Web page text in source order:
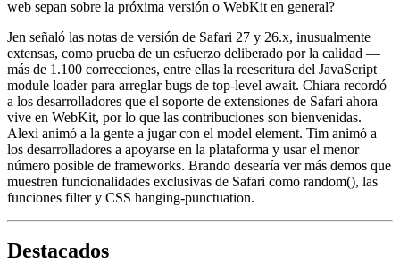
web sepan sobre la próxima versión o WebKit en general?
Jen señaló las notas de versión de Safari 27 y 26.x, inusualmente
extensas, como prueba de un esfuerzo deliberado por la calidad —
más de 1.100 correcciones, entre ellas la reescritura del JavaScript
module loader para arreglar bugs de top-level await. Chiara recordó
a los desarrolladores que el soporte de extensiones de Safari ahora
vive en WebKit, por lo que las contribuciones son bienvenidas.
Alexi animó a la gente a jugar con el model element. Tim animó a
los desarrolladores a apoyarse en la plataforma y usar el menor
número posible de frameworks. Brando desearía ver más demos que
muestren funcionalidades exclusivas de Safari como random(), las
funciones filter y CSS hanging-punctuation.
Destacados